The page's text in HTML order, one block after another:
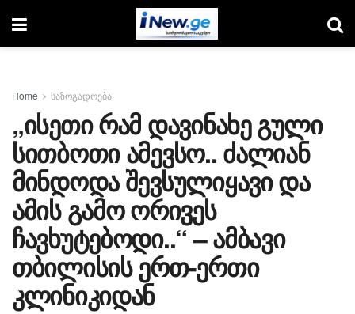
Home საზოგადოება
„ისეთი რამ დავინახე გული
სითბოთი ამევსო.. ძალიან
მინდოდა შევსულიყავი და
ამის გამო ორივეს
ჩავხუტებოდი..“ – ამბავი
თბილისის ერთ-ერთი
კლინიკიდან